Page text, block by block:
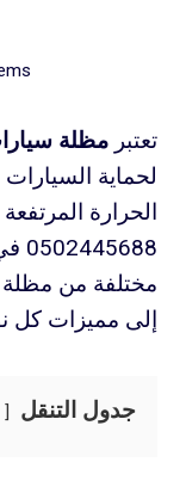
تعتبر مظلة
لحماية
الحرارة
مختلفة من مظلة
إلى مميزات كل
جدول التنقل